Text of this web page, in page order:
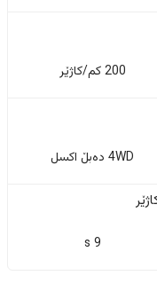
200 کم/کاژێر
4WD دەبڵ اکسل
9 s